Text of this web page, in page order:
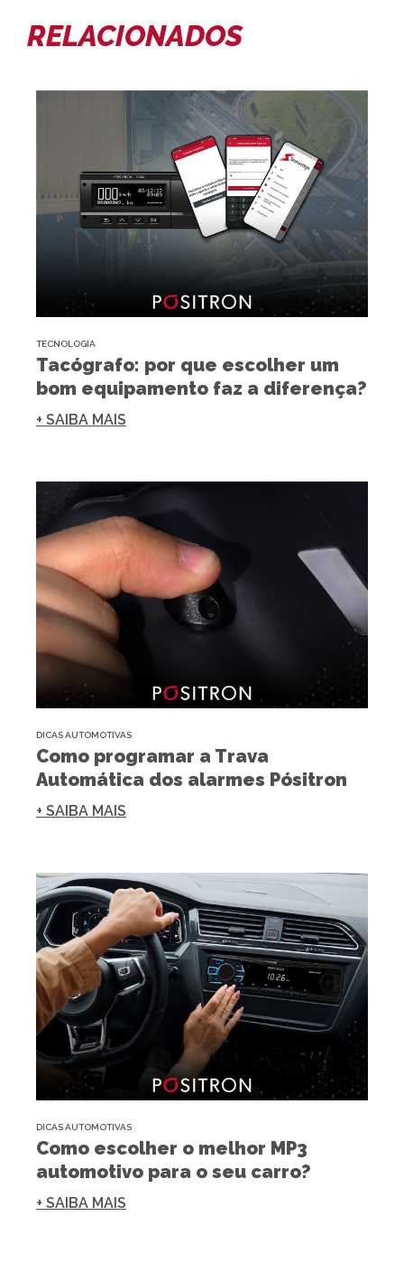
RELACIONADOS
TECNOLOGIA
Tacógrafo: por que escolher um
bom equipamento faz a diferença?
+ SAIBA MAIS
DICAS AUTOMOTIVAS
Como programar a Trava
Automática dos alarmes Pósitron
+ SAIBA MAIS
DICAS AUTOMOTIVAS
Como escolher o melhor MP3
automotivo para o seu carro?
+ SAIBA MAIS